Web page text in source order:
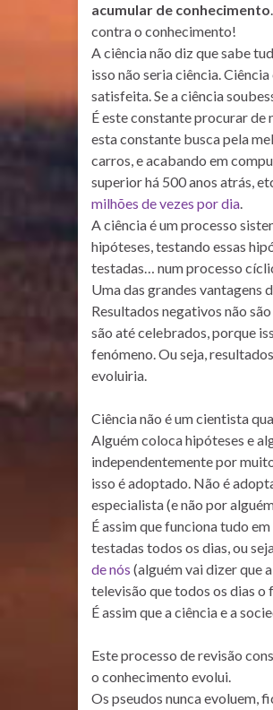
acumular de conhecimento
contra o conhecimento!
A ciência não diz que sabe
isso não seria ciência.
satisfeita. Se a ciência
É este constante procurar
esta constante busca pela
carros, e acabando em
superior há 500 anos atrás,
milhões de vezes por dia.
A ciência é um processo
hipóteses, testando essas
testadas… num processo
Uma das grandes vantagens
Resultados negativos não
são até celebrados, porque
fenómeno. Ou seja,
evoluiria.
Ciência não é um cientista
Alguém coloca hipóteses e
independentemente por
isso é adoptado. Não é
especialista (e não por
É assim que funciona tudo
testadas todos os dias, ou
de nós (alguém vai dizer que
televisão que todos os dias
É assim que a ciência e a
Este processo de revisão
o conhecimento evolui.
Os pseudos nunca evoluem,